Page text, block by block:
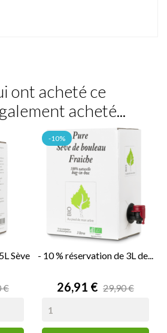
ont acheté ce
acheté...
Sève
€
- 10 % réservation de 3L de...
Prix
26,91 € 29,90 €
-10%